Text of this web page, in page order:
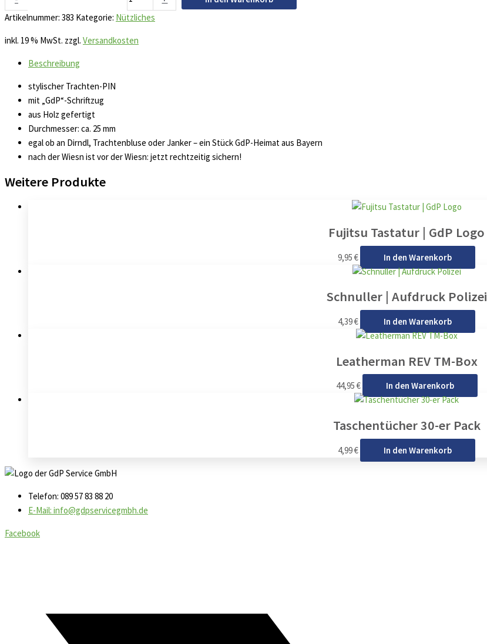
Artikelnummer: 383 Kategorie: Nützliches
inkl. 19 % MwSt. zzgl. Versandkosten
Beschreibung
stylischer Trachten-PIN
mit „GdP“-Schriftzug
aus Holz gefertigt
Durchmesser: ca. 25 mm
egal ob an Dirndl, Trachtenbluse oder Janker – ein Stück GdP-Heimat aus Bayern
nach der Wiesn ist vor der Wiesn: jetzt rechtzeitig sichern!
Weitere Produkte
Fujitsu Tastatur | GdP Logo
9,95 € In den Warenkorb
Schnuller | Aufdruck Polizei
4,39€ In den Warenkorb
Leatherman REV TM-Box
44,95 € In den Warenkorb
Taschentücher 30-er Pack
4,99€ In den Warenkorb
Telefon: 089 57 83 88 20
E-Mail: info@gdpservicegmbh.de
Facebook